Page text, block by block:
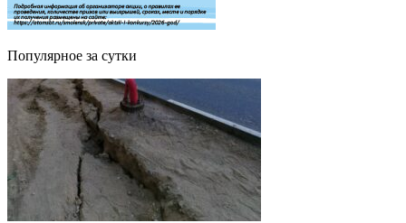
Популярное за сутки